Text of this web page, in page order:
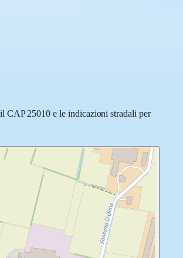
CAP 25010 e le indicazioni stradali per